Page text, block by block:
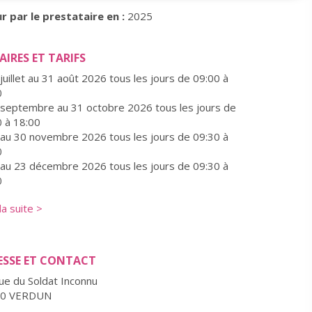
par le prestataire en : 2025
ET TARIFS
au 31 août 2026 tous les jours de 09:00 à
au 31 octobre 2026 tous les jours de
à 18:00
30 novembre 2026 tous les jours de 09:30 à
23 décembre 2026 tous les jours de 09:30 à
: 8€
réduit : 13€
suite >
ET CONTACT
du Soldat Inconnu
VERDUN